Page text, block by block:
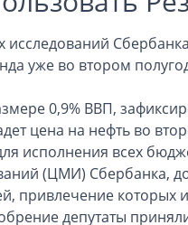
уже во втором
0,9% ВВП,
цена на нефть во
исполнения всех
(ЦМИ) Сбербанка,
привлечение
депутаты